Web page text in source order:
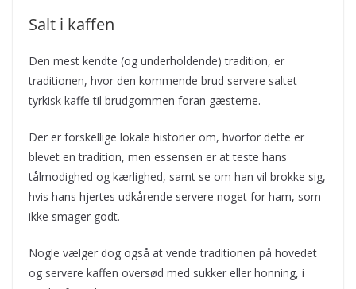
Salt i kaffen
Den mest kendte (og underholdende) tradition, er
traditionen, hvor den kommende brud servere saltet
tyrkisk kaffe til brudgommen foran gæsterne.
Der er forskellige lokale historier om, hvorfor dette er
blevet en tradition, men essensen er at teste hans
tålmodighed og kærlighed, samt se om han vil brokke sig,
hvis hans hjertes udkårende servere noget for ham, som
ikke smager godt.
Nogle vælger dog også at vende traditionen på hovedet
og servere kaffen oversød med sukker eller honning, i